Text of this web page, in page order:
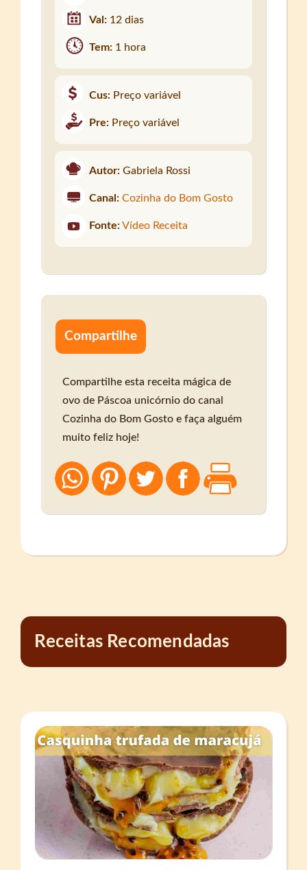
Val: 12 dias
Tem: 1 hora
Cus: Preço variável
Pre: Preço variável
Autor: Gabriela Rossi
Canal: Cozinha do Bom Gosto
Fonte: Vídeo Receita
Compartilhe
Compartilhe esta receita mágica de
ovo de Páscoa unicórnio do canal
Cozinha do Bom Gosto e faça alguém
muito feliz hoje!
Receitas Recomendadas